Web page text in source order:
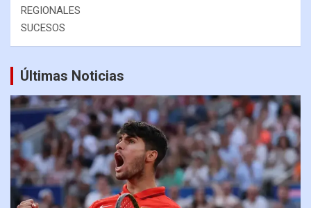
REGIONALES
SUCESOS
Últimas Noticias